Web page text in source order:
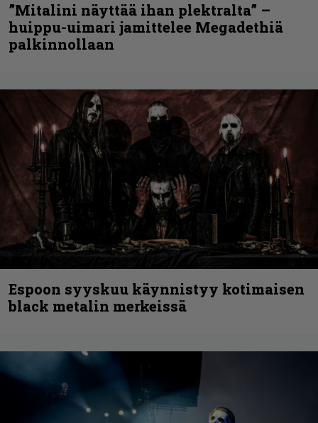
”Mitalini näyttää ihan plektralta” –
huippu-uimari jamittelee Megadethiä
palkinnollaan
Espoon syyskuu käynnistyy kotimaisen
black metalin merkeissä